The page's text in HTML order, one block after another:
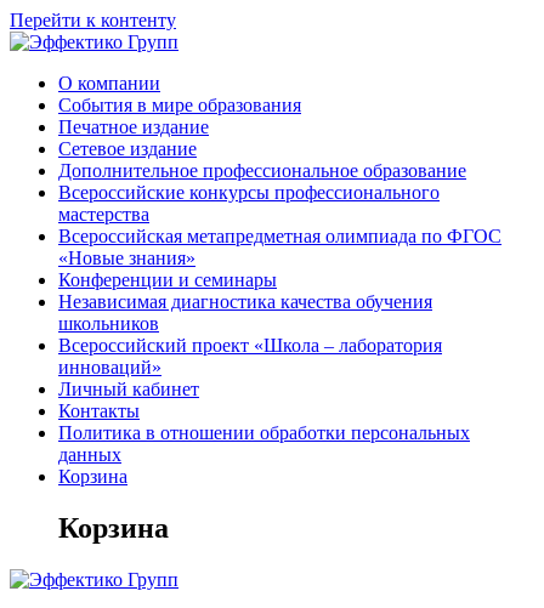
Перейти к контенту
О компании
События в мире образования
Печатное издание
Сетевое издание
Дополнительное профессиональное образование
Всероссийские конкурсы профессионального
мастерства
Всероссийская метапредметная олимпиада по ФГОС
«Новые знания»
Конференции и семинары
Независимая диагностика качества обучения
школьников
Всероссийский проект «Школа – лаборатория
инноваций»
Личный кабинет
Контакты
Политика в отношении обработки персональных
данных
Корзина
Корзина